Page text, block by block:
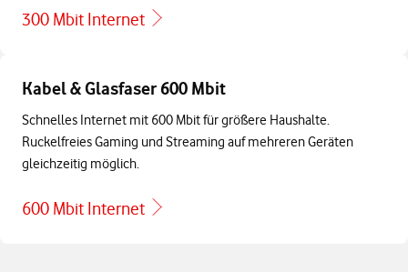
300 Mbit Internet
Kabel & Glasfaser 600 Mbit
Schnelles Internet mit 600 Mbit für größere Haushalte.
Ruckelfreies Gaming und Streaming auf mehreren Geräten
gleichzeitig möglich.
600 Mbit Internet